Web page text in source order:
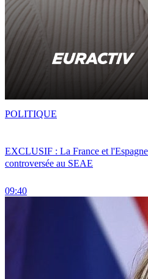
EXCLUSIF : La France et
controversée au SEAE
09:40
POLITIQUE